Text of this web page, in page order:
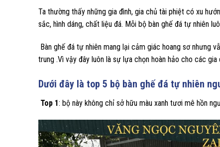
Ta thường thấy những gia đình, gia chủ tài phiệt có xu
sắc, hình dáng, chất liệu đá. Mỗi bộ bàn ghế đá tự nhiên
Bàn ghế đá tự nhiên mang lại cảm giác hoang sơ nhưng
trung .Vì vậy đây luôn là sự lựa chọn hoàn hảo cho các
Dưới đây là top 5 bộ bàn ghế đá tự nhiên
Top 1: bộ này không chỉ sở hữu màu xanh tươi mê hồn